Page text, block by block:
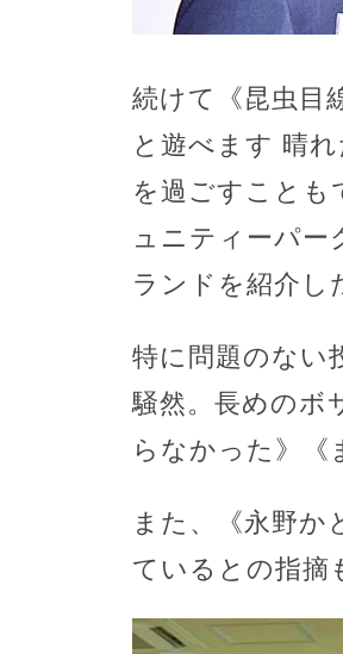
続けて《昆虫目
と遊べます 晴
を過ごすことも
ュニティーパー
ランドを紹介し
特に問題のない
騒然。長めのボ
らなかった》《
また、《永野か
ているとの指摘